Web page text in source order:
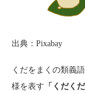
出典：Pixabay
くだをまくの類義
様を表す 「くだく